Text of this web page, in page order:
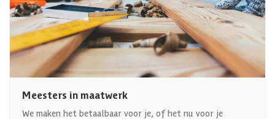
Meesters in maatwerk
We maken het betaalbaar voor je, of het nu voor je